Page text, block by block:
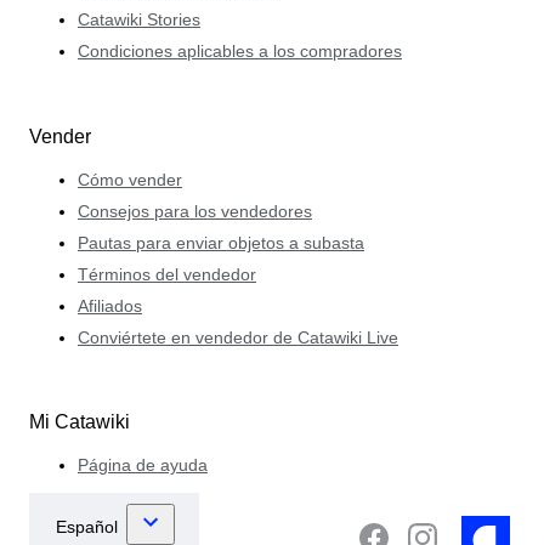
Catawiki Stories
Condiciones aplicables a los compradores
Vender
Cómo vender
Consejos para los vendedores
Pautas para enviar objetos a subasta
Términos del vendedor
Afiliados
Conviértete en vendedor de Catawiki Live
Mi Catawiki
Página de ayuda